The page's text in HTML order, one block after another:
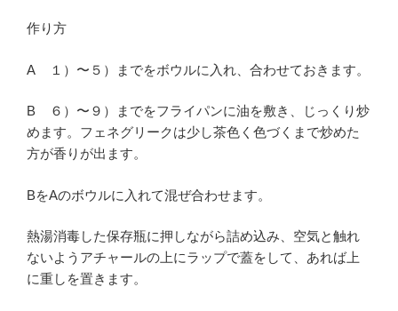
作り方
A １）〜５）までをボウルに入れ、合わせておきます。
B ６）〜９）までをフライパンに油を敷き、じっくり炒
めます。フェネグリークは少し茶色く色づくまで炒めた
方が香りが出ます。
BをAのボウルに入れて混ぜ合わせます。
熱湯消毒した保存瓶に押しながら詰め込み、空気と触れ
ないようアチャールの上にラップで蓋をして、あれば上
に重しを置きます。